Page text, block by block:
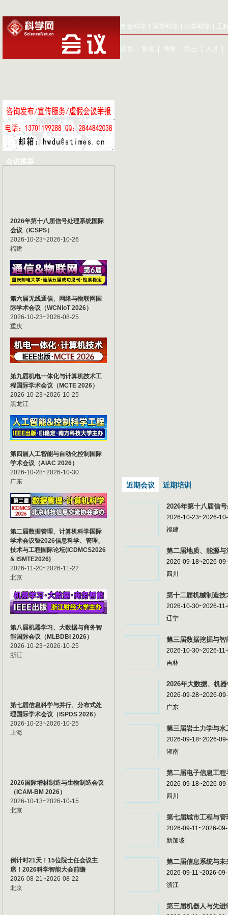
生命科学 医学科学 化学科学 工
首页 新闻 博客 院士 人才
会议推荐
2026年第十八届信号处理系统国际
会议（ICSPS）
2026-10-23~2026-10-26
福建
第六届无线通信、网络与物联网国
际学术会议（WCNIoT 2026）
2026-10-23~2026-08-25
重庆
第九届机电一体化与计算机技术工
程国际学术会议（MCTE 2026）
2026-10-23~2026-10-25
黑龙江
第四届人工智能与自动化控制国际
学术会议（AIAC 2026）
2026-10-28~2026-10-30
广东
第二届数据管理、计算机科学国际
学术会议暨2026信息科学、管理、
技术与工程国际论坛(ICDMCS2026
& ISMTE2026)
2026-11-20~2026-11-22
北京
第八届机器学习、大数据与商务智
能国际会议（MLBDBI 2026）
2026-10-23~2026-10-25
浙江
第七届信息科学与并行、分布式处
理国际学术会议（ISPDS 2026）
2026-10-23~2026-10-25
上海
2026国际增材制造与生物制造会议
（ICAM-BM 2026）
2026-10-13~2026-10-15
北京
倒计时21天！15位院士任会议主
席！2026科学智能大会前瞻
2026-08-21~2026-08-22
北京
近期会议 近期培训
2026年第十八届信
2026-10-23~2026-
福建
第二届地质、能源
2026-09-18~2026-
四川
第十二届机械制造
2026-10-30~2026-
辽宁
第三届数据挖掘与
2026-10-30~2026-
吉林
2026年大数据、机
2026-09-28~2026-
广东
第三届岩土力学与
2026-09-18~2026-
湖南
第二届电子信息工
2026-09-18~2026-
四川
第七届城市工程与
2026-09-11~2026-
新加坡
第二届信息系统与
2026-09-11~2026-
浙江
第三届机器人与先